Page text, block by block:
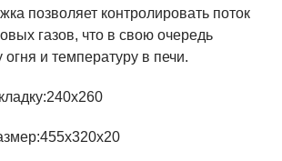
позволяет контролировать поток
газов, что в свою очередь
огня и температуру в печи.